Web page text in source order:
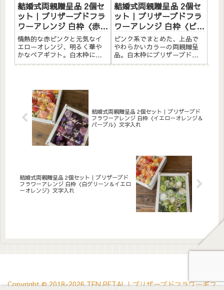
結婚式両親贈呈品 2個セ
ット｜プリザーブドフラ
ワーアレンジ 白枠〈赤ピ
ンク＆イエローオレン
ジ〉文字入れ
情熱的な赤ピンクと元気なイ
エローオレンジ、明るく華や
かなペアギフト。白木枠にプ
リザーブドフラワーと造花を
けでも置き型でも飾れます。
こんな方へ結婚式の両親贈呈
品に情...
結婚式両親贈呈品 2個セ
ット｜プリザーブドフラ
ワーアレンジ 白枠〈ピン
ク＆ピンクパープル白〉
文字入れ
ピンク系でまとめた、上品で
やわらかいカラーの両親贈呈
品。白木枠にプリザーブドフ
ラワーと造花をたっぷりアレ
でまと...
結婚式両親贈呈品 2個セット｜プリザーブド
フラワーアレンジ 白枠〈イエローオレンジ＆
パープル〉文字入れ
結婚式両親贈呈品 2個セット｜プリザーブド
フラワーアレンジ 白枠〈白グリーン＆イエロ
ーオレンジ〉文字入れ
Copyright © 2018-2026 TEN PETAL｜プリザーブドフラワーギフ